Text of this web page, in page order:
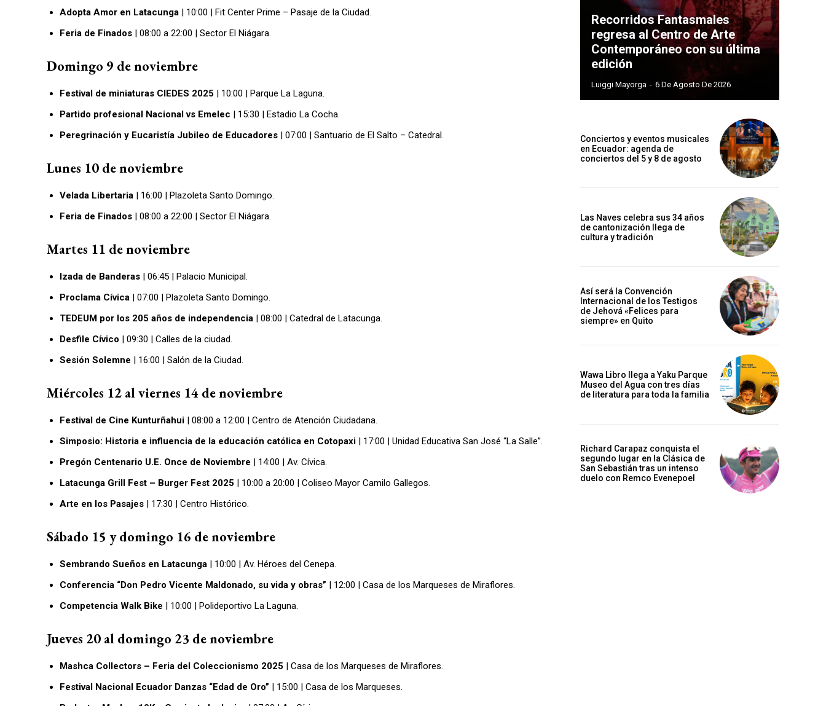
Adopta Amor en Latacunga | 10:00 | Fit Center Prime – Pasaje de la Ciudad.
Feria de Finados | 08:00 a 22:00 | Sector El Niágara.
Domingo 9 de noviembre
Festival de miniaturas CIEDES 2025 | 10:00 | Parque La Laguna.
Partido profesional Nacional vs Emelec | 15:30 | Estadio La Cocha.
Peregrinación y Eucaristía Jubileo de Educadores | 07:00 | Santuario de El Salto – Catedral.
Lunes 10 de noviembre
Velada Libertaria | 16:00 | Plazoleta Santo Domingo.
Feria de Finados | 08:00 a 22:00 | Sector El Niágara.
Martes 11 de noviembre
Izada de Banderas | 06:45 | Palacio Municipal.
Proclama Cívica | 07:00 | Plazoleta Santo Domingo.
TEDEUM por los 205 años de independencia | 08:00 | Catedral de Latacunga.
Desfile Cívico | 09:30 | Calles de la ciudad.
Sesión Solemne | 16:00 | Salón de la Ciudad.
Miércoles 12 al viernes 14 de noviembre
Festival de Cine Kunturñahui | 08:00 a 12:00 | Centro de Atención Ciudadana.
Simposio: Historia e influencia de la educación católica en Cotopaxi | 17:00 | Unidad Educativa San José “La Salle”.
Pregón Centenario U.E. Once de Noviembre | 14:00 | Av. Cívica.
Latacunga Grill Fest – Burger Fest 2025 | 10:00 a 20:00 | Coliseo Mayor Camilo Gallegos.
Arte en los Pasajes | 17:30 | Centro Histórico.
Sábado 15 y domingo 16 de noviembre
Sembrando Sueños en Latacunga | 10:00 | Av. Héroes del Cenepa.
Conferencia “Don Pedro Vicente Maldonado, su vida y obras” | 12:00 | Casa de los Marqueses de Miraflores.
Competencia Walk Bike | 10:00 | Polideportivo La Laguna.
Jueves 20 al domingo 23 de noviembre
Mashca Collectors – Feria del Coleccionismo 2025 | Casa de los Marqueses de Miraflores.
Festival Nacional Ecuador Danzas “Edad de Oro” | 15:00 | Casa de los Marqueses.
Recorridos Fantasmales
regresa al Centro de Arte
Contemporáneo con su última
edición
Luiggi Mayorga - 6 De Agosto De 2026
Conciertos y eventos musicales
en Ecuador: agenda de
conciertos del 5 y 8 de agosto
Las Naves celebra sus 34 años
de cantonización llega de
cultura y tradición
Así será la Convención
Internacional de los Testigos
de Jehová «Felices para
siempre» en Quito
Wawa Libro llega a Yaku Parque
Museo del Agua con tres días
de literatura para toda la familia
Richard Carapaz conquista el
segundo lugar en la Clásica de
San Sebastián tras un intenso
duelo con Remco Evenepoel